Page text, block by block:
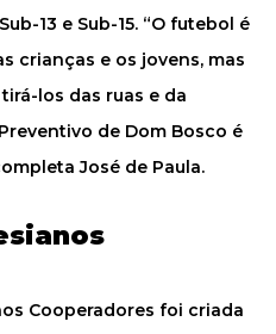
13 e Sub-15. “O futebol é
crianças e os jovens, mas
los das ruas e da
de Dom Bosco é
José de Paula.
Cooperadores foi criada